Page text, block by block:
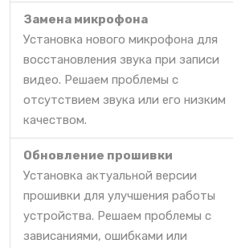
Замена микрофона
Установка нового микрофона для
восстановления звука при записи
видео. Решаем проблемы с
отсутствием звука или его низким
качеством.
Обновление прошивки
Установка актуальной версии
прошивки для улучшения работы
устройства. Решаем проблемы с
зависаниями, ошибками или